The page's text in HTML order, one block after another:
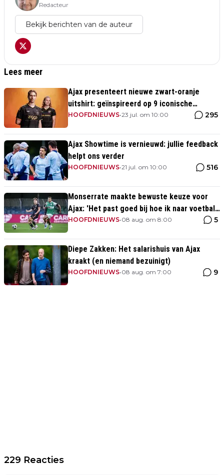
Redacteur
Bekijk berichten van de auteur
Lees meer
Ajax presenteert nieuwe zwart-oranje
uitshirt: geïnspireerd op 9 iconische
momenten uit clubhistorie
HOOFDNIEUWS•23 jul. om 10:00 295
Ajax Showtime is vernieuwd: jullie feedback
helpt ons verder
HOOFDNIEUWS•21 jul. om 10:00 516
Monserrate maakte bewuste keuze voor
Ajax: 'Het past goed bij hoe ik naar voetbal
kijk’
HOOFDNIEUWS•08 aug. om 8:00 5
Diepe Zakken: Het salarishuis van Ajax
kraakt (en niemand bezuinigt)
HOOFDNIEUWS•08 aug. om 7:00 9
229 Reacties